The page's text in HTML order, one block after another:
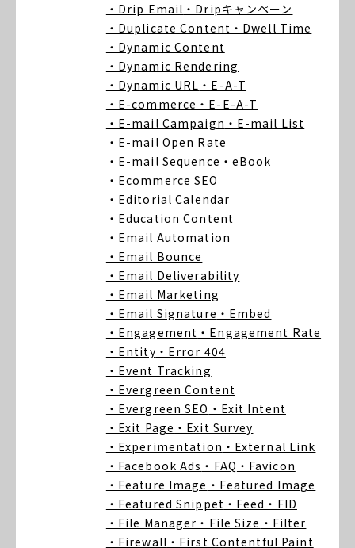
・Drip Email ・Dripキャンペーン
・Duplicate Content ・Dwell Time
・Dynamic Content
・Dynamic Rendering
・Dynamic URL ・E-A-T
・E-commerce ・E-E-A-T
・E-mail Campaign ・E-mail List
・E-mail Open Rate
・E-mail Sequence ・eBook
・Ecommerce SEO
・Editorial Calendar
・Education Content
・Email Automation
・Email Bounce
・Email Deliverability
・Email Marketing
・Email Signature ・Embed
・Engagement ・Engagement Rate
・Entity ・Error 404
・Event Tracking
・Evergreen Content
・Evergreen SEO ・Exit Intent
・Exit Page ・Exit Survey
・Experimentation ・External Link
・Facebook Ads ・FAQ ・Favicon
・Feature Image ・Featured Image
・Featured Snippet ・Feed ・FID
・File Manager ・File Size ・Filter
・Firewall ・First Contentful Paint